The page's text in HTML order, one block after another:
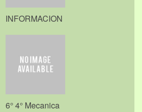
INFORMACION
6° 4° Mecanica